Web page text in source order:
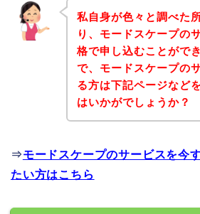
私自身が色々と調べた
り、モードスケープの
格で申し込むことがで
で、モードスケープの
る方は下記ページなど
はいかがでしょうか？
⇒モードスケープのサービスを今
たい方はこちら